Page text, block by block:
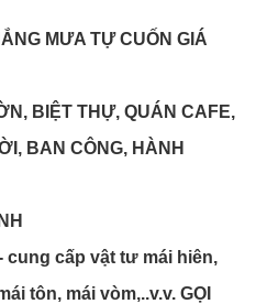
MƯA TỰ CUỐN GIÁ
BIỆT THỰ, QUÁN CAFE,
BAN CÔNG, HÀNH
cung cấp vật tư mái hiên,
tôn, mái vòm,..v.v. GỌI